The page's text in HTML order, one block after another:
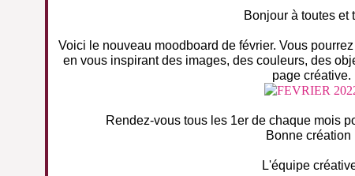
Bonjour à toutes et
Voici le nouveau moodboard de février. Vous
en vous inspirant des images, des couleurs, des
page créative.
Rendez-vous tous les 1er de chaque mois
Bonne création
L'équipe